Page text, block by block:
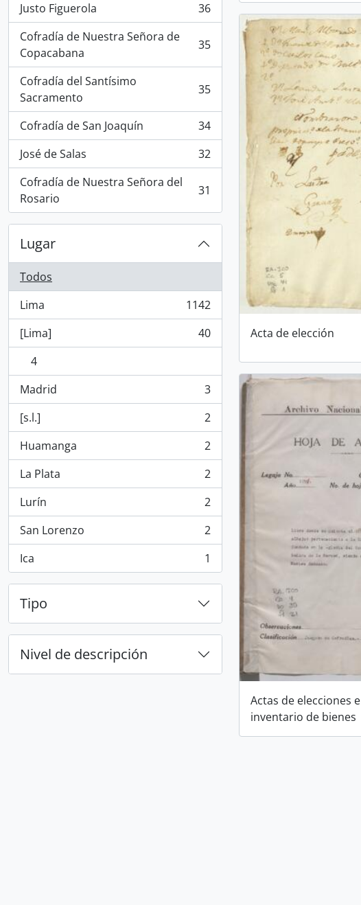
Justo Figuerola
, 36 resultados
36
Cofradía de Nuestra Señora de
Copacabana
, 35 resultados 35
Cofradía del Santísimo
Sacramento
, 35 resultados 35
Cofradía de San Joaquín
, 34 resultados
34
José de Salas
, 32 resultados
32
Cofradía de Nuestra Señora del
Rosario
, 31 resultados 31
Lugar
Todos
Lima
, 1142 resultados
1142
[Lima]
, 40 resultados 40
, 4 resultados
4
Madrid
, 3 resultados
3
[s.l.]
, 2 resultados
2
Huamanga
, 2 resultados
2
La Plata
, 2 resultados
2
Lurín
, 2 resultados
2
San Lorenzo
, 2 resultados
2
Ica
, 1 resultados 1
Tipo
Nivel de descripción
Acta de elección
Actas de elecciones e
inventario de bienes